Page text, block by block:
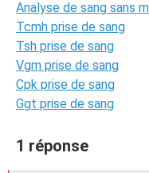
Analyse de sang sans
Tcmh prise de sang
Tsh prise de sang
Vgm prise de sang
Cpk prise de sang
Ggt prise de sang
1 réponse